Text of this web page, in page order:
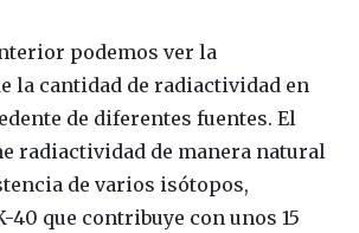
podemos ver la
la cantidad de radiactividad en
de diferentes fuentes. El
radiactividad de manera natural
de varios isótopos,
40 que contribuye con unos 15